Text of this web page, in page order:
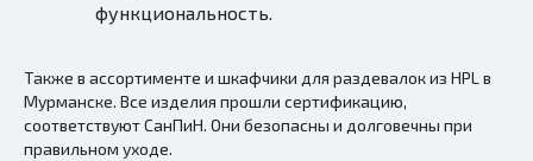
функциональность.
Также в ассортименте и шкафчики для раздевалок из HPL в
Мурманске. Все изделия прошли сертификацию,
соответствуют СанПиН. Они безопасны и долговечны при
правильном уходе.